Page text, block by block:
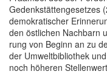
Gedenk­stätten­gesetzes
demo­kratischer
den öst­lichen Nach­barn
rung von Beginn an zu
der Umweltbibliothek
noch höheren